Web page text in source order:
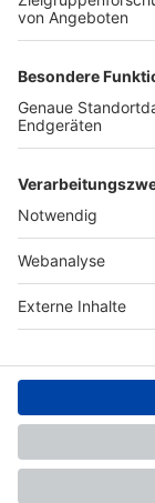
TOP-
SFV DFB
wir